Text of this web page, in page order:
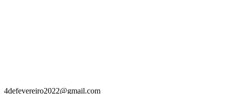
4defevereiro2022@gmail.com